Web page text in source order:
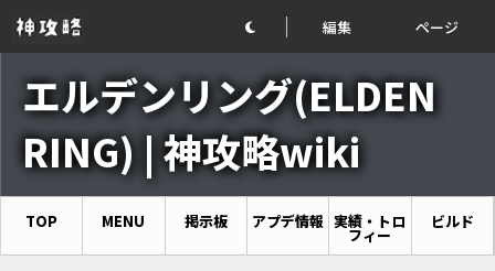
編集 ページ
エルデンリング(ELDEN
RING) | 神攻略wiki
TOP MENU 掲示板 アプデ情報 実績・トロ
フィー
ビルド